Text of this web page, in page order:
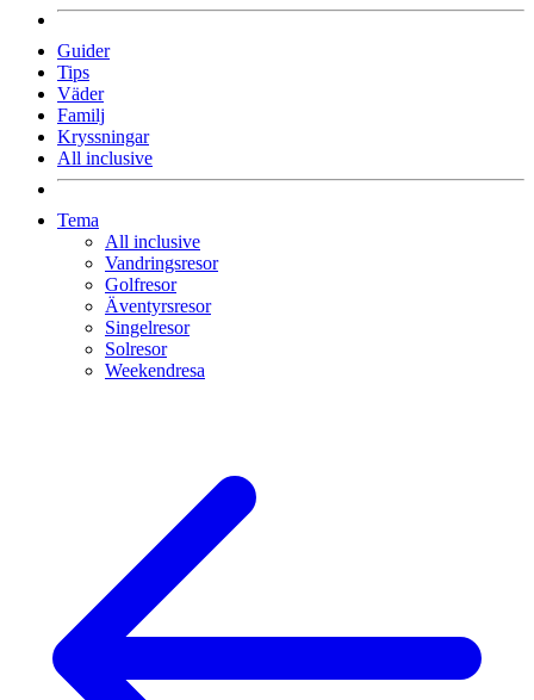
Guider
Tips
Väder
Familj
Kryssningar
All inclusive
Tema
All inclusive
Vandringsresor
Golfresor
Äventyrsresor
Singelresor
Solresor
Weekendresa